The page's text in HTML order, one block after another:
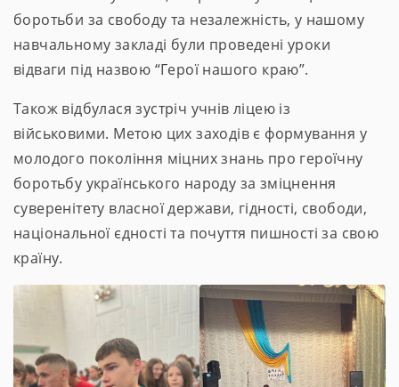
боротьби за свободу та незалежність, у нашому
навчальному закладі були проведені уроки
відваги під назвою “Герої нашого краю”.
Також відбулася зустріч учнів ліцею із
військовими. Метою цих заходів є формування у
молодого покоління міцних знань про героїчну
боротьбу українського народу за зміцнення
суверенітету власної держави, гідності, свободи,
національної єдності та почуття пишності за свою
країну.